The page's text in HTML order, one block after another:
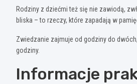
Rodziny z dziećmi też się nie zawiodą,
bliska – to rzeczy, które zapadają w
Zwiedzanie zajmuje od godziny do
godziny.
Informacje